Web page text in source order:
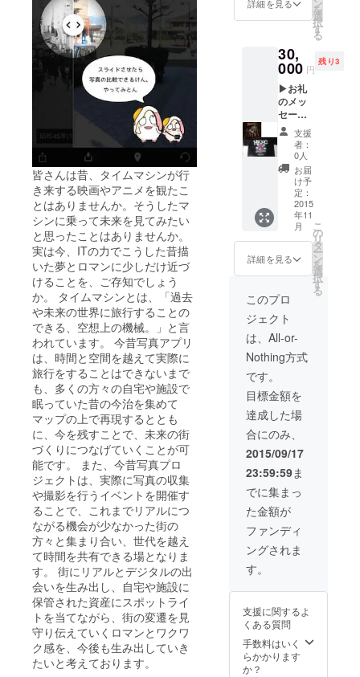
皆さんは昔、タイムマシンが行
き来する映画やアニメを観たこ
とはありませんか。そうしたマ
シンに乗って未来を見てみたい
と思ったことはありませんか。
実は今、ITの力でこうした昔描
いた夢とロマンに少しだけ近づ
けることを、ご存知でしょう
か。 タイムマシンとは、「過去
や未来の世界に旅行することの
できる、空想上の機械。」と言
われています。 今昔写真アプリ
は、時間と空間を越えて実際に
旅行をすることはできないまで
も、多くの方々の自宅や施設で
眠っていた昔の今治を集めて
マップの上で再現するととも
に、今を残すことで、未来の街
づくりにつなげていくことが可
能です。 また、今昔写真プロ
ジェクトは、実際に写真の収集
や撮影を行うイベントを開催す
ることで、これまでリアルにつ
ながる機会が少なかった街の
方々と集まり合い、世代を越え
て時間を共有できる場となりま
す。 街にリアルとデジタルの出
会いを生み出し、自宅や施設に
保管された資産にスポットライ
トを当てながら、街の変遷を見
守り伝えていくロマンとワクワ
ク感を、今後も生み出していき
たいと考えております。
▶今治
バム
※A5版
カラー,
約40
ページ
を予定
詳細を見る ン
を
選
択
す
る
30,
000 円
残り3
▶お礼
のメッ
セージ
▶【限
定3口】
ひめ
キュン
メン
バーの
サイン
入りT
シャ
ツ・新
作CD
セット
支援
者：
0人
お届
け予
定：
2015
年11
月
詳細を見る
こ
の
リ
タ
ー
ン
を
選
択
す
る
このプロ
ジェクト
は、All-or-
Nothing方式
です。
目標金額を
達成した場
合にのみ、
2015/09/17
23:59:59ま
でに集まっ
た金額が
ファンディ
ングされま
す。
支援に関するよ
くある質問
手数料はいく
らかかります
か？